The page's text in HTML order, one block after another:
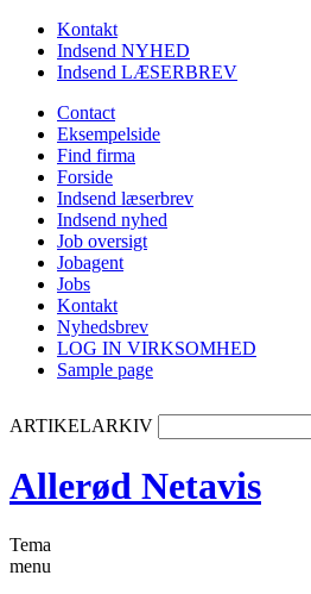
Kontakt
Indsend NYHED
Indsend LÆSERBREV
Contact
Eksempelside
Find firma
Forside
Indsend læserbrev
Indsend nyhed
Job oversigt
Jobagent
Jobs
Kontakt
Nyhedsbrev
LOG IN VIRKSOMHED
Sample page
ARTIKELARKIV
Allerød Netavis
Tema
menu